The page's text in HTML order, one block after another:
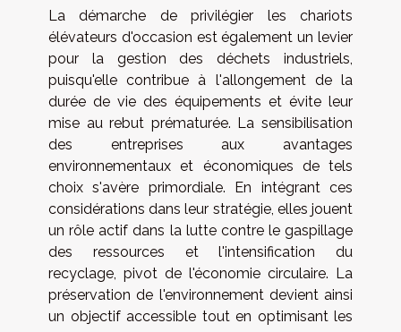
La démarche de privilégier les chariots
élévateurs d'occasion est également un levier
pour la gestion des déchets industriels,
puisqu'elle contribue à l'allongement de la
durée de vie des équipements et évite leur
mise au rebut prématurée. La sensibilisation
des entreprises aux avantages
environnementaux et économiques de tels
choix s'avère primordiale. En intégrant ces
considérations dans leur stratégie, elles jouent
un rôle actif dans la lutte contre le gaspillage
des ressources et l'intensification du
recyclage, pivot de l'économie circulaire. La
préservation de l'environnement devient ainsi
un objectif accessible tout en optimisant les